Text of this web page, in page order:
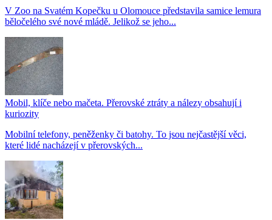
V Zoo na Svatém Kopečku u Olomouce představila samice lemura
běločelého své nové mládě. Jelikož se jeho...
Mobil, klíče nebo mačeta. Přerovské ztráty a nálezy obsahují i
kuriozity
Mobilní telefony, peněženky či batohy. To jsou nejčastější věci,
které lidé nacházejí v přerovských...